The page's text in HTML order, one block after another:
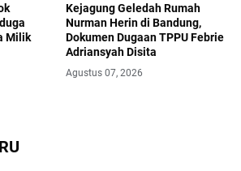
Milik
Kejagung Geledah Rumah
Nurman Herin di Bandung,
Dokumen Dugaan TPPU Febrie
Adriansyah Disita
Agustus 07, 2026